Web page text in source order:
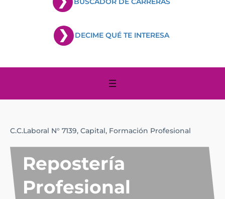
DECIME QUÉ TE INTERESA
C.C.Laboral N° 7139, Capital, Formación Profesional
Repostería
Profesional